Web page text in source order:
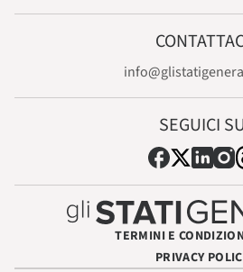
SEGUICI
TERMINI E
PRIVACY